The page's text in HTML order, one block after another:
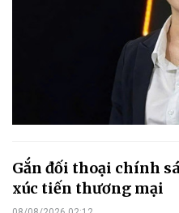
Gắn đối thoại chính
xúc tiến thương mại